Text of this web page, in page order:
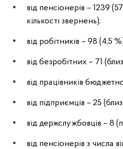
від пенсіонерів – 1239
кількості звернень);
від робітників – 98 (4,5
від безробітних – 71
від працівників
від підприємців – 25
від держслужбовців – 8
від пенсіонерів з числа